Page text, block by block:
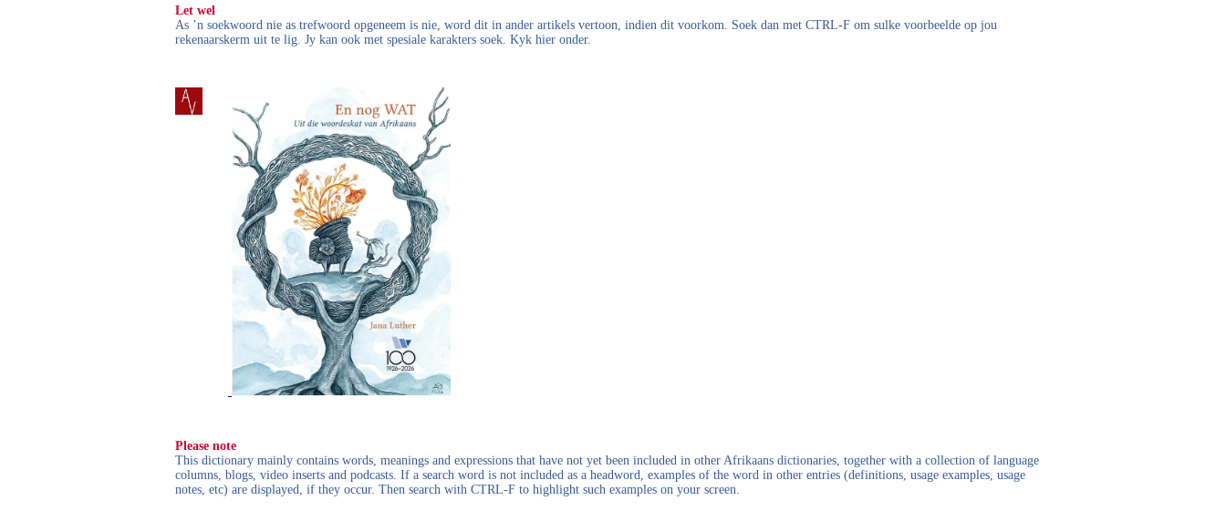
Let wel
As ’n soekwoord nie as trefwoord opgeneem is nie, word dit in ander artikels vertoon, indien dit voorkom. Soek dan met CTRL-F om sulke voorbeelde op jou
rekenaarskerm uit te lig. Jy kan ook met spesiale karakters soek. Kyk hier onder.
Please note
This dictionary mainly contains words, meanings and expressions that have not yet been included in other Afrikaans dictionaries, together with a collection of language
columns, blogs, video inserts and podcasts. If a search word is not included as a headword, examples of the word in other entries (definitions, usage examples, usage
notes, etc) are displayed, if they occur. Then search with CTRL-F to highlight such examples on your screen.